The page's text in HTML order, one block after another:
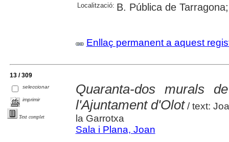
Localització: B. Pública de
Enllaç permanent a aquest
13 / 309
seleccionar
imprimir
Text complet
Quaranta-dos murals
l'Ajuntament d'Olot/ text:
la Garrotxa
Sala i Plana, Joan